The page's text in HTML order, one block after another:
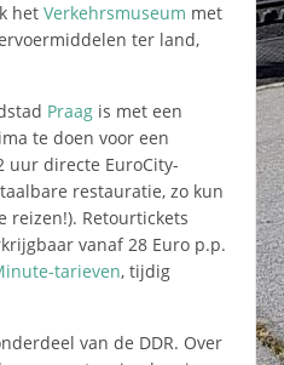
het Verkehrsmuseum met
ter land,
Praagis met een
te doen voor een
uur directe EuroCity-
restauratie, zo kun
reizen!). Retourtickets
vanaf 28 Euro p.p.
tarieven, tijdig
van de DDR. Over